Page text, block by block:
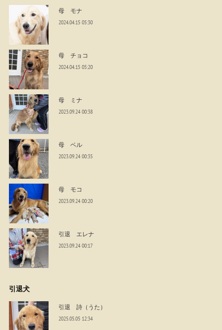
母 モナ
2024.04.15 05:30
母 チョコ
2024.04.15 05:20
母 ミナ
2023.09.24 00:38
母 ベル
2023.09.24 00:35
母 モコ
2023.09.24 00:20
引退 エレナ
2023.09.24 00:17
引退犬
引退 詩（うた）
2025.05.05 12:34